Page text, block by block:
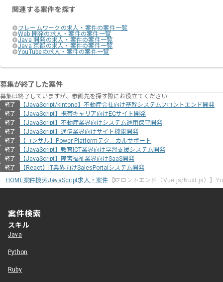
関連する案件を探す
フレームワークの求人・案件の案件一覧
Web 開発の求人・案件の案件一覧
Java 開発の求人・案件の案件一覧
Java 京都の求人・案件の案件一覧
YouTubeの求人・案件の案件一覧
募集が終了した案件
募集は終了していますが、参画先を探す際にお役立てください
終了 【JavaScript/kintone】不動産会社向け基幹システムフロントエンド開発
終了 【JavaScript】携帯キャリア向けECサイト開発
終了 【JavaScript】不動産業界向けシステム運用保守開発
終了 【JavaScript】通信業界向けサイト機能開発
終了 【コンサル】Power Platformテクニカルサポート
終了 【JavaScript】教育ICT業界向け学習支援システム開発
終了 【JavaScript】障害福祉業界向けSaaS開発
終了
【React】IT業界向けSalesPortalシステム開発
HOME案件検索JavaScript求人・案件 【フロントエンド（Vue.js/Nuxt.js）】
案件検索
スキル
Java
Python
Ruby